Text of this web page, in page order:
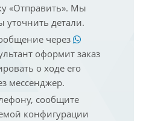
«Отправить». Мы
уточнить детали.
через
оформит заказ
о ходе его
мессенджер.
сообщите
конфигурации